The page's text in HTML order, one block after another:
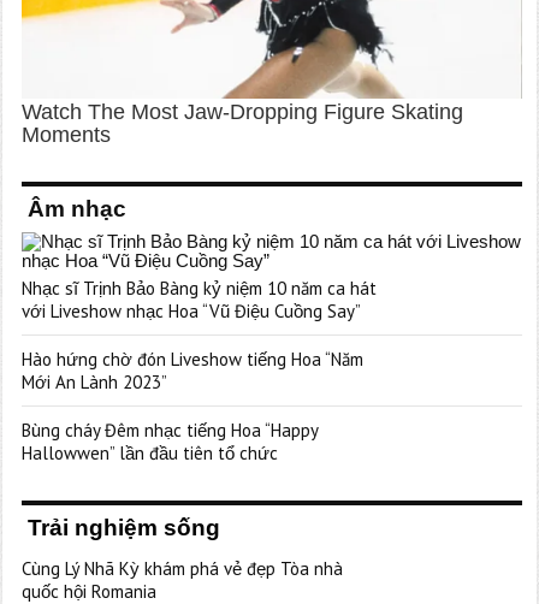
Âm nhạc
Nhạc sĩ Trịnh Bảo Bàng kỷ niệm 10 năm ca hát
với Liveshow nhạc Hoa “Vũ Điệu Cuồng Say”
Hào hứng chờ đón Liveshow tiếng Hoa “Năm
Mới An Lành 2023”
Bùng cháy Đêm nhạc tiếng Hoa “Happy
Hallowwen” lần đầu tiên tổ chức
Trải nghiệm sống
Cùng Lý Nhã Kỳ khám phá vẻ đẹp Tòa nhà
quốc hội Romania